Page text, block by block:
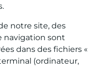
notre site, des
navigation sont
dans des fichiers «
(ordinateur,